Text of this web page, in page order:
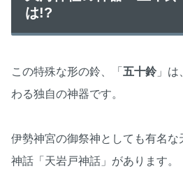
は!?
この特殊な形の鈴、「 五十鈴」は
わる独自の神器です。
伊勢神宮の御祭神としても有名な
神話「天岩戸神話」があります。